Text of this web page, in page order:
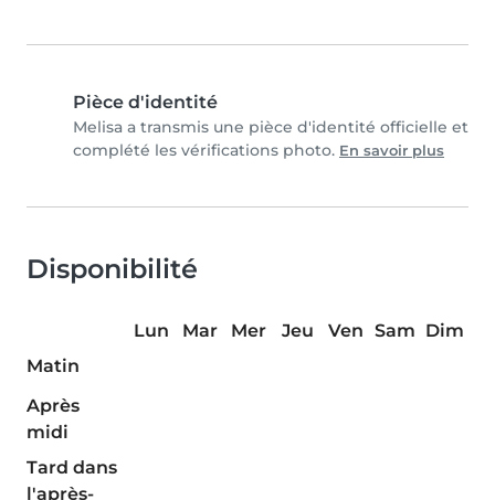
Pièce d'identité
Melisa a transmis une pièce d'identité officielle et
complété les vérifications photo. En savoir plus
Disponibilité
Lun Mar Mer Jeu Ven Sam Dim
Matin
Après
midi
Tard dans
l'après-